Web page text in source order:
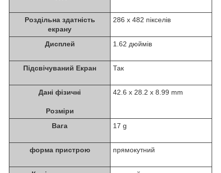
Роздільна здатність
екрану
286 x 482 пікселів
Дисплей 1.62 дюймів
Підсвічуваний Екран Так
Дані фізичні
Розміри
42.6 x 28.2 x 8.99 mm
Вага 17 g
форма пристрою прямокутний